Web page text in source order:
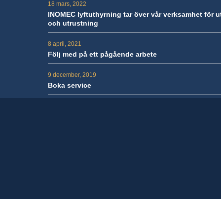
18 mars, 2022
INOMEC lyftuthyrning tar över vår verksamhet för
och utrustning
8 april, 2021
Följ med på ett pågående arbete
9 december, 2019
Boka service